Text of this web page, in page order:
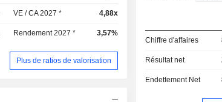
VE / CA 2027 * 4,88x
Rendement 2027 * 3,57%
Plus de ratios de valorisation
Chiffre d'affaires
Résultat net
Endettement Net